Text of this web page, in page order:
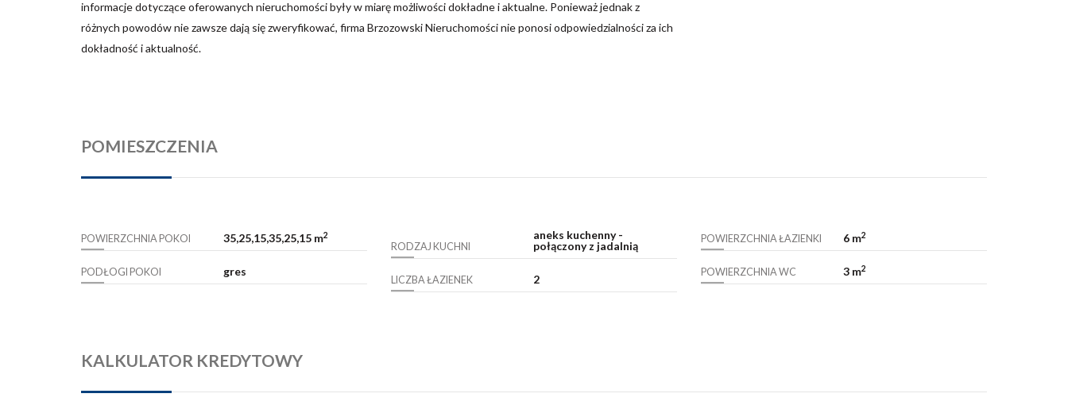
informacje dotyczące oferowanych nieruchomości były w miarę możliwości dokładne i aktualne. Ponieważ jednak z
różnych powodów nie zawsze dają się zweryfikować, firma Brzozowski Nieruchomości nie ponosi odpowiedzialności za ich
dokładność i aktualność.
POMIESZCZENIA
POWIERZCHNIA POKOI 35,25,15,35,25,15 m2
PODŁOGI POKOI gres
RODZAJ KUCHNI
aneks kuchenny -
połączony z jadalnią
LICZBA ŁAZIENEK 2
POWIERZCHNIA ŁAZIENKI 6 m2
POWIERZCHNIA WC 3 m2
KALKULATOR KREDYTOWY